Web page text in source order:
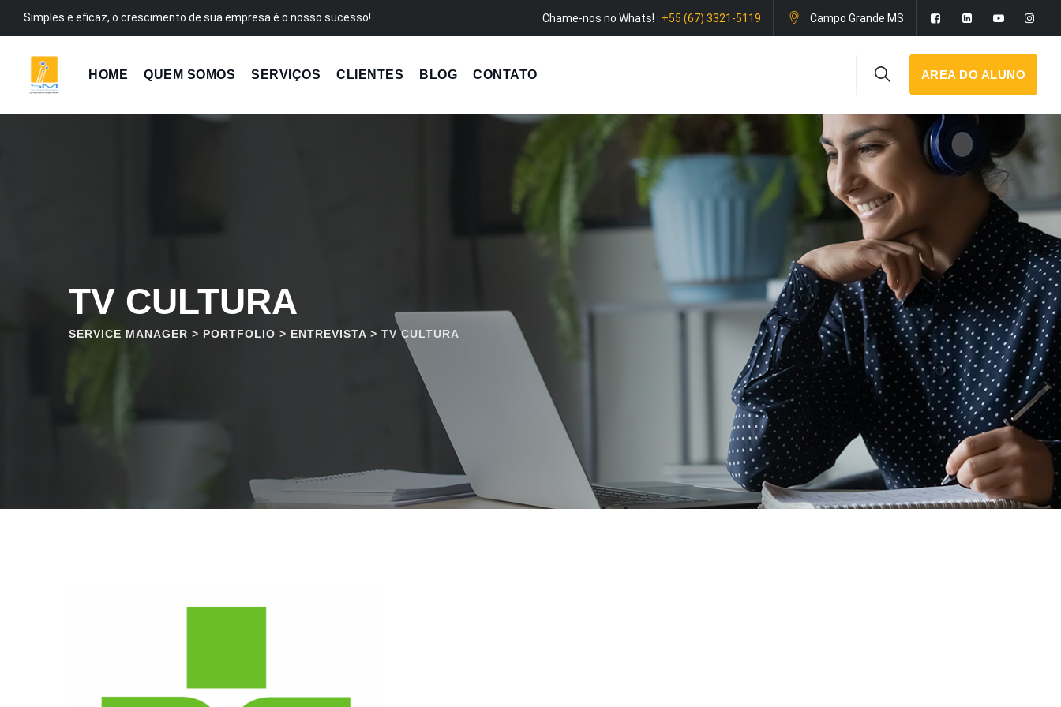
conteúdo
Simples e eficaz, o crescimento de sua empresa é o nosso sucesso! Chame-nos no Whats! : +55 (67) 3321-5119 Campo Grande MS
HOME QUEM SOMOS SERVIÇOS CLIENTES BLOG CONTATO AREA DO ALUNO
TV CULTURA
SERVICE MANAGER > PORTFOLIO > ENTREVISTA > TV CULTURA